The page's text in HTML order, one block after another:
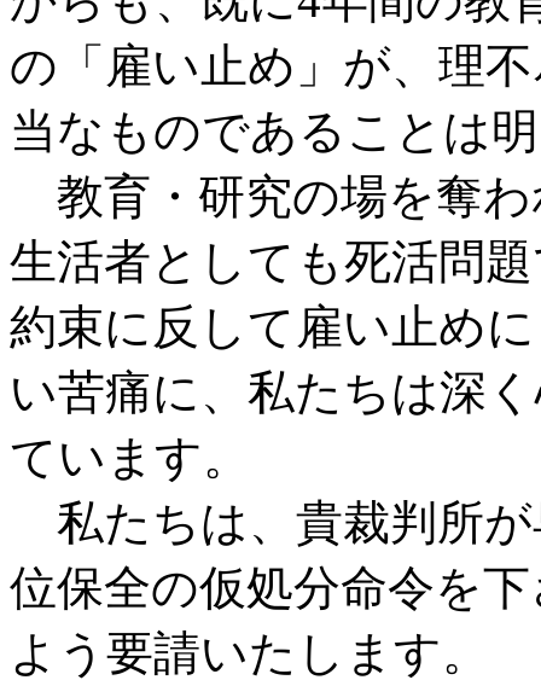
の「雇い止め」が、理
当なものであることは
教育・研究の場を奪
生活者としても死活問
約束に反して雇い止め
い苦痛に、私たちは深
ています。
私たちは、貴裁判所
位保全の仮処分命令を
よう要請いたします。